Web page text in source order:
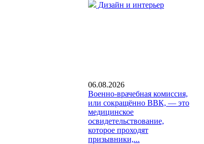
Дизайн и интерьер
06.08.2026
Военно-врачебная комиссия,
или сокращённо ВВК, — это
медицинское
освидетельствование,
которое проходят
призывники,...